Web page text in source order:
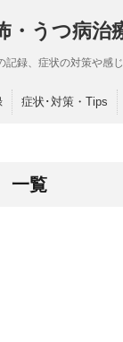
・うつ病治
録、症状の対策や感
症状･対策・Tips
一覧